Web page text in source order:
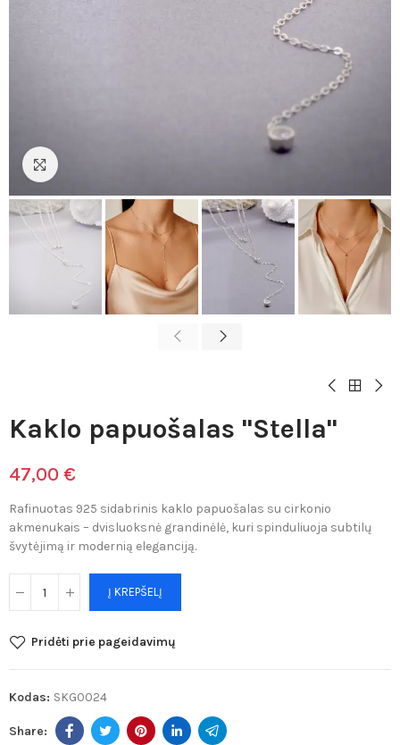
Kaklo papuošalas "Stella"
47,00 €
Rafinuotas 925 sidabrinis kaklo papuošalas su cirkonio
akmenukais – dvisluoksnė grandinėlė, kuri spinduliuoja subtilų
švytėjimą ir modernią eleganciją.
Į KREPŠELĮ
Pridėti prie pageidavimų
Kodas: SKG0024